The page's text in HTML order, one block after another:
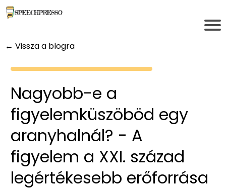
← Vissza a blogra
Nagyobb-e a
figyelemküszöböd egy
aranyhalnál? - A
figyelem a XXI. század
legértékesebb erőforrása